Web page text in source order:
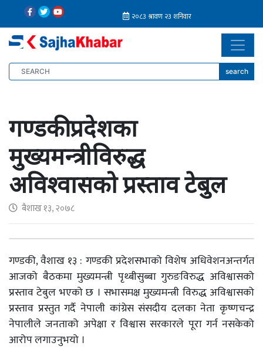
search
गण्डकी प्रदेशका
मुख्यमन्त्रीविरुद्ध
अविश्वासको प्रस्ताव टेबुल
बैशाख १३, २०७८
गण्डकी, वैशाख १३ : गण्डकी प्रदेशसभाको विशेष अधिवेशनअन्तर्गत
आजको बैठकमा मुख्यमन्त्री पृथ्बीसुब्बा गुरुङविरुद्ध अविश्वासको
प्रस्ताव टेबुल भएको छ । सभासमक्ष मुख्यमन्त्री विरुद्ध अविश्वासको
प्रस्ताव प्रस्तुत गर्दै नेपाली कांग्रेस संसदीय दलका नेता कृष्णचन्द्र
नेपालीले जनताको अपेक्षा र विश्वास सरकारले पूरा गर्न नसकेको
आरोप लगाउनुभयो ।